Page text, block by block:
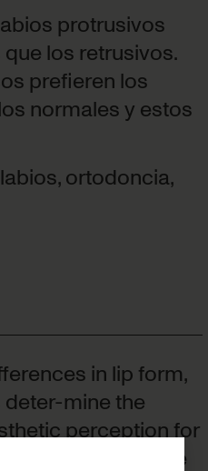
protrusivos
los retrusivos.
prefieren los
normales y estos
labios, ortodoncia,
in lip form,
mine the
perception for
The objective